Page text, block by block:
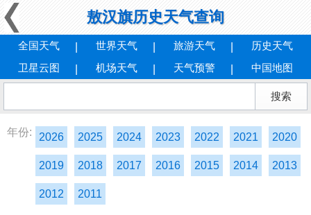
敖汉旗历史天气查询
全国天气 世界天气 旅游天气
历史天气
卫星云图
机场天气 天气预警 中国地图
年份: 2026 2025 2024 2023 2022 2021 2020
2019 2018 2017 2016 2015 2014 2013
2012 2011